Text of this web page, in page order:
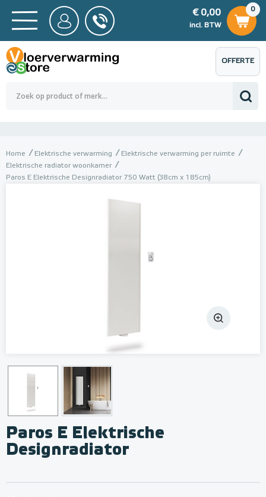
BTW
0,00
0
€ 0,00
incl. BTW
€ 0,00
OFFERTE
AANVRAGEN
Home Elektrische verwarming
Elektrische verwarming per ruimte
Elektrische radiator woonkamer
Paros E Elektrische Designradiator 750 Watt (38cm x 185cm)
Paros E Elektrische
Designradiator